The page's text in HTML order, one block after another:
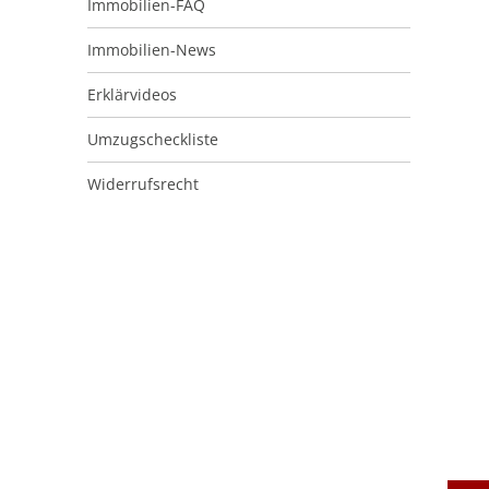
Immobilien-FAQ
Immobilien-News
Erklärvideos
Umzugscheckliste
Widerrufsrecht